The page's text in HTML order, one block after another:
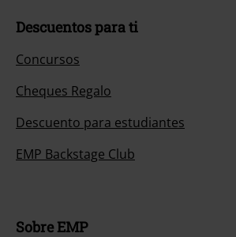
Descuentos para ti
Concursos
Cheques Regalo
Descuento para estudiantes
EMP Backstage Club
Sobre EMP